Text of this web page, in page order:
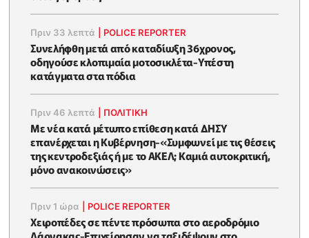
Πριν 33 λεπτά POLICE REPORTER
Συνελήφθη μετά από καταδίωξη 36χρονος,
οδηγούσε κλοπιμαία μοτοσικλέτα-Υπέστη
κατάγματα στα πόδια
Πριν 46 λεπτά ΠΟΛΙΤΙΚΗ
Με νέα κατά μέτωπο επίθεση κατά ΔΗΣΥ
επανέρχεται η Κυβέρνηση-«Συμφωνεί με τις θέσεις
της κεντροδεξιάς ή με το ΑΚΕΛ; Kαμιά αυτοκριτική,
μόνο ανακοινώσεις»
Πριν 1 ώρα POLICE REPORTER
Xειροπέδες σε πέντε πρόσωπα στο αεροδρόμιο